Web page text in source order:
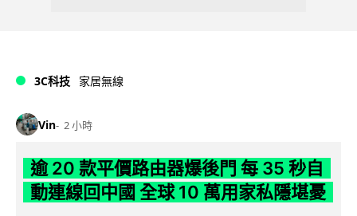
3C科技 家居無線
Vin 2 小時
逾 20 款平價路由器爆後門 每 35 秒自
動連線回中國 全球 10 萬用家私隱堪憂